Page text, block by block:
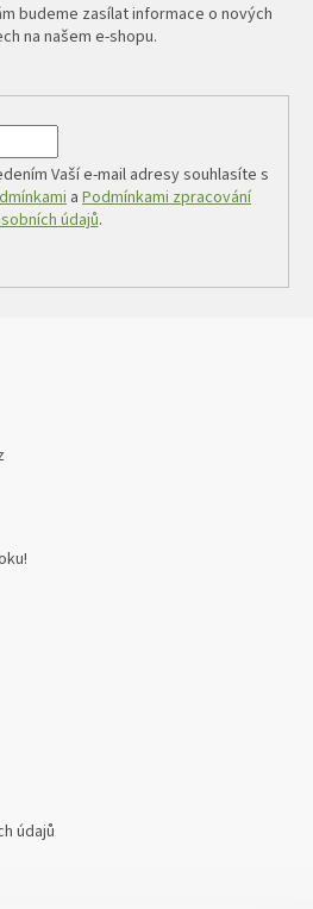
budeme zasílat informace o nových
na našem e-shopu.
Vaší e-mail adresy souhlasíte s
a Podmínkami zpracování
údajů.
údajů